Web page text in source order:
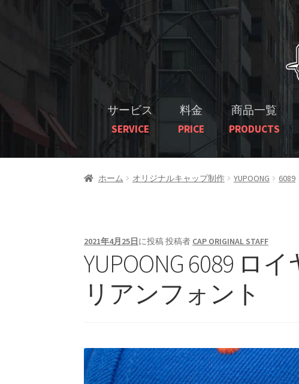
サービス
SERVICE
料金
PRICE
商品一覧
PRODUCTS
ホーム オリジナルキャップ制作 YUPOONG 6089
2021年4月25日 に投稿投稿者 CAP ORIGINAL STAFF
YUPOONG 6089 ロ
リアンフォント